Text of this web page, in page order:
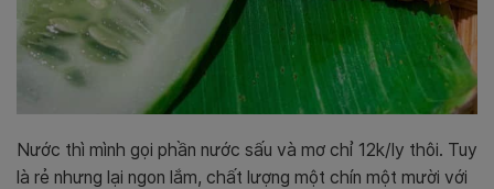
Nước thì mình gọi phần nước sấu và mơ chỉ 12k/ly thôi. Tuy
là rẻ nhưng lại ngon lắm, chất lượng một chín một mười với